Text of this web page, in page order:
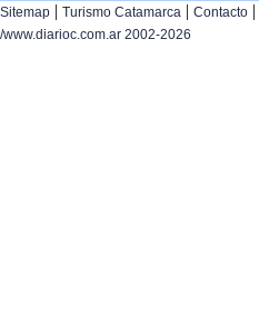
Sitemap | Turismo Catamarca | Contacto |
/www.diarioc.com.ar 2002-2026